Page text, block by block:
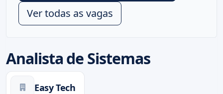
Analista de Sistemas
Easy Tech
Ver todas as vagas